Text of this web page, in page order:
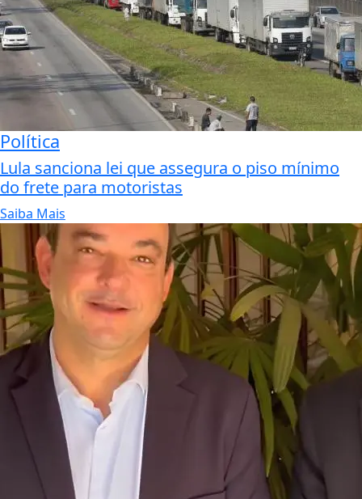
Política
Lula sanciona lei que assegura o piso mínimo
do frete para motoristas
Saiba Mais